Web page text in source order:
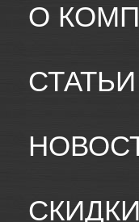
О
СТАТЬИ
СКИДКИ